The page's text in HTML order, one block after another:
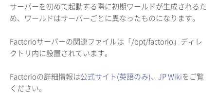
サーバーを初めて起動する際に初期ワールドが生成されるた
め、ワールドはサーバーごとに異なったものになります。
Factorioサーバーの関連ファイルは「/opt/factorio」ディレ
クトリ内に設置されています。
Factorioの詳細情報は公式サイト(英語のみ)、 JP Wikiをご覧
ください。